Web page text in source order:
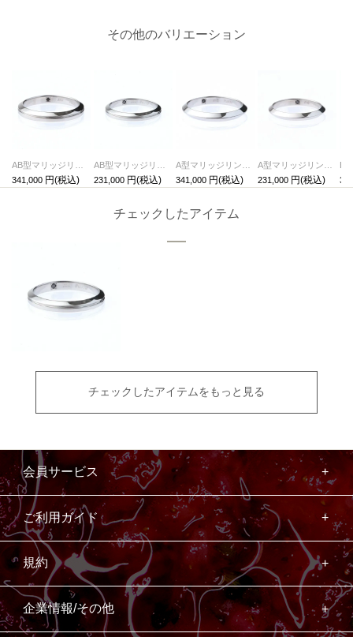
その他のバリエーション
341,000
231,000
341,000
231,000
チェックしたアイテム
チェックしたアイテムをもっと見る
会員サービス
ご利用ガイド
規約
企業情報/その他